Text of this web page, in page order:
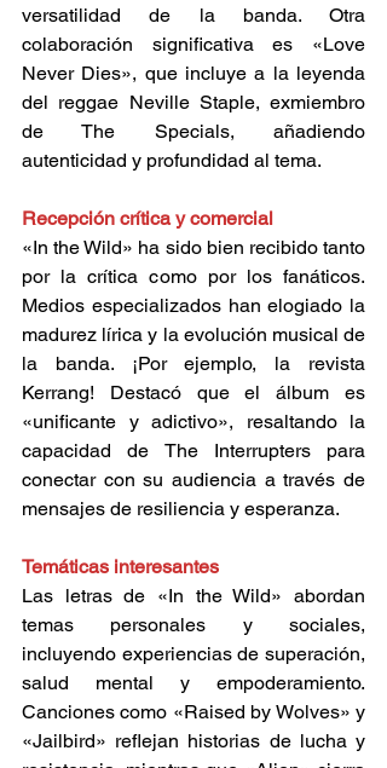
versatilidad de la banda. Otra
colaboración significativa es «Love
Never Dies», que incluye a la leyenda
del reggae Neville Staple, exmiembro
de The Specials, añadiendo
autenticidad y profundidad al tema.
Recepción crítica y comercial
«In the Wild» ha sido bien recibido tanto
por la crítica como por los fanáticos.
Medios especializados han elogiado la
madurez lírica y la evolución musical de
la banda. ¡Por ejemplo, la revista
Kerrang! Destacó que el álbum es
«unificante y adictivo», resaltando la
capacidad de The Interrupters para
conectar con su audiencia a través de
mensajes de resiliencia y esperanza.
Temáticas interesantes
Las letras de «In the Wild» abordan
temas personales y sociales,
incluyendo experiencias de superación,
salud mental y empoderamiento.
Canciones como «Raised by Wolves» y
«Jailbird» reflejan historias de lucha y